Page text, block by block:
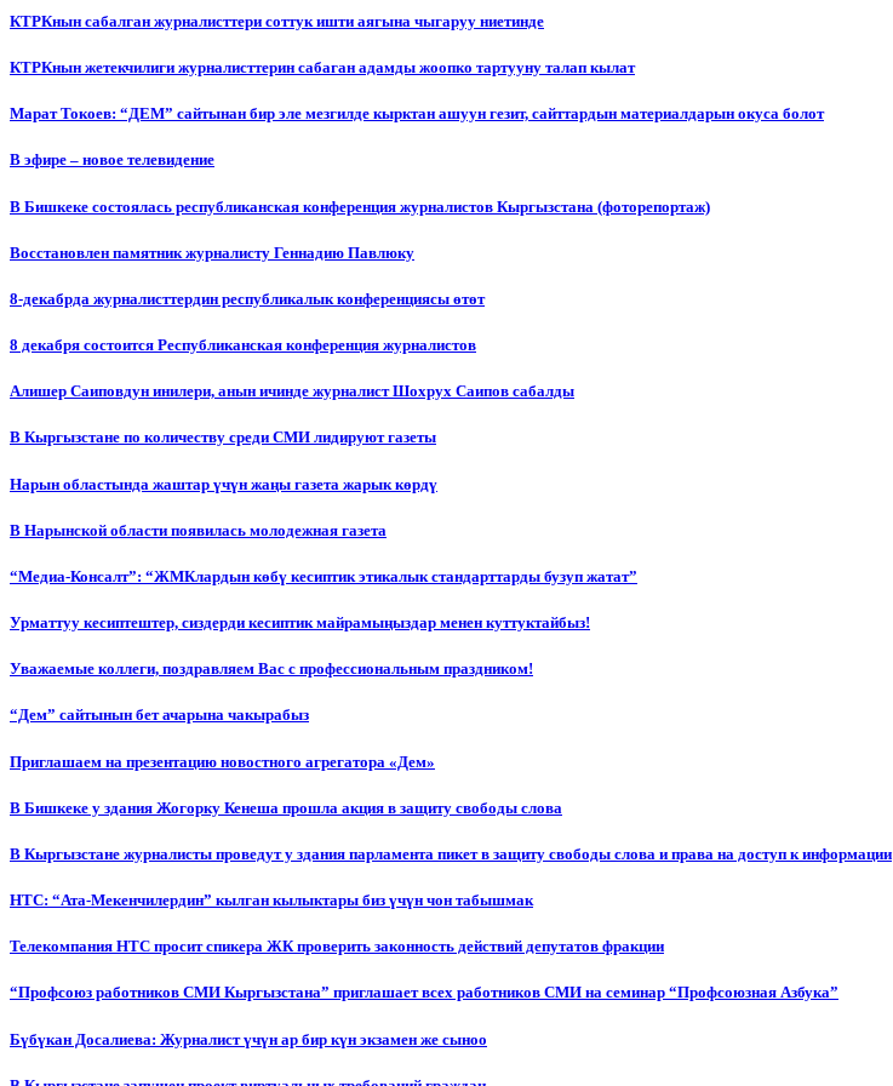
КТРКнын сабалган журналисттери соттук ишти аягына чыгаруу ниетинде
КТРКнын жетекчилиги журналисттерин сабаган адамды жоопко тартууну талап кылат
Марат Токоев: “ДЕМ” сайтынан бир эле мезгилде кырктан ашуун гезит, сайттардын материалдарын окуса болот
В эфире – новое телевидение
В Бишкеке состоялась республиканская конференция журналистов Кыргызстана (фоторепортаж)
Восстановлен памятник журналисту Геннадию Павлюку
8-декабрда журналисттердин республикалык конференциясы өтөт
8 декабря состоится Республиканская конференция журналистов
Алишер Саиповдун инилери, анын ичинде журналист Шохрух Саипов сабалды
В Кыргызстане по количеству среди СМИ лидируют газеты
Нарын областында жаштар үчүн жаңы газета жарык көрдү
В Нарынской области появилась молодежная газета
“Медиа-Консалт”: “ЖМКлардын көбү кесиптик этикалык стандарттарды бузуп жатат”
Урматтуу кесиптештер, сиздерди кесиптик майрамыңыздар менен куттуктайбыз!
Уважаемые коллеги, поздравляем Вас с профессиональным праздником!
“Дем” сайтынын бет ачарына чакырабыз
Приглашаем на презентацию новостного агрегатора «Дем»
В Бишкеке у здания Жогорку Кенеша прошла акция в защиту свободы слова
В Кыргызстане журналисты проведут у здания парламента пикет в защиту свободы слова и права на доступ к информации
НТС: “Ата-Мекенчилердин” кылган кылыктары биз үчүн чон табышмак
Телекомпания НТС просит спикера ЖК проверить законность действий депутатов фракции
“Профсоюз работников СМИ Кыргызстана” приглашает всех работников СМИ на семинар “Профсоюзная Азбука”
Бүбүкан Досалиева: Журналист үчүн ар бир күн экзамен же сыноо